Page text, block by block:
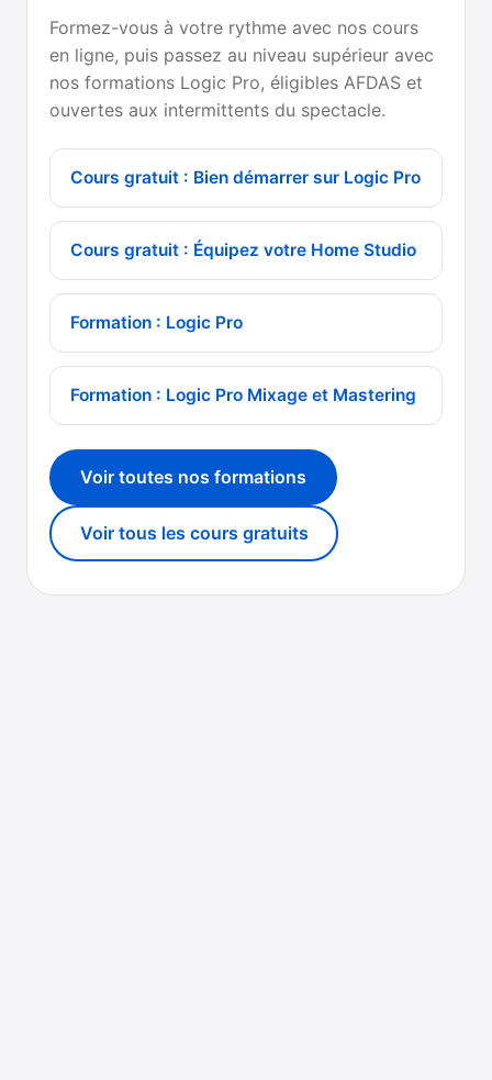
Formez-vous à votre rythme avec nos cours
en ligne, puis passez au niveau supérieur avec
nos formations Logic Pro, éligibles AFDAS et
ouvertes aux intermittents du spectacle.
Cours gratuit : Bien démarrer sur Logic Pro
Cours gratuit : Équipez votre Home Studio
Formation : Logic Pro
Formation : Logic Pro Mixage et Mastering
Voir toutes nos formations
Voir tous les cours gratuits